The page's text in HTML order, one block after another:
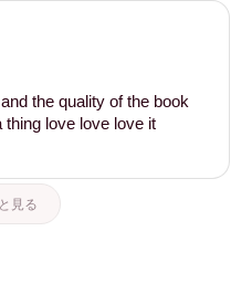
the quality of the book
thing love love love it
見る